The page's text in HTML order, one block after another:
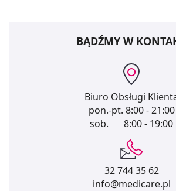
BĄDŹMY W
Biuro Obsługi
pon.-pt. 8:00 - 21:00
sob.
8:00 - 19:00
32 744 35 62
info@medicare.pl